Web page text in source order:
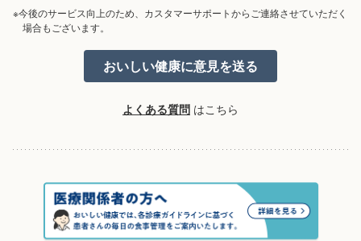
※今後のサービス向上のため、カスタマーサポートからご連絡させていただく
場合もございます。
よくある質問 はこちら